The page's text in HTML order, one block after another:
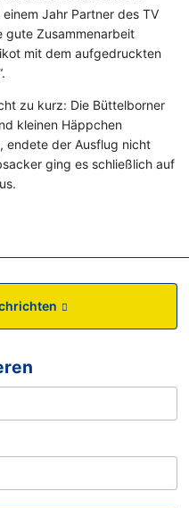
Jahr Partner des TV
gute Zusammenarbeit
mit dem aufgedruckten
zu kurz: Die Büttelborner
kleinen Häppchen
endete der Ausflug nicht
ging es schließlich auf